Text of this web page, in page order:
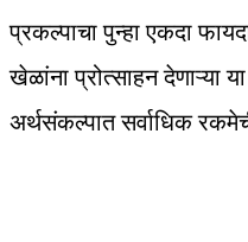
प्रकल्पाचा पुन्हा एकदा
खेळांना प्रोत्साहन देणाऱ्या
अर्थसंकल्पात सर्वाधिक